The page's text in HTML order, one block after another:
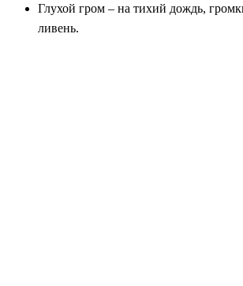
Глухой гром – на тихий дождь,
ливень.